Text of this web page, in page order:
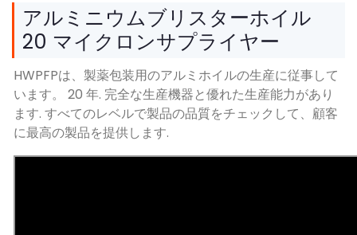
アルミニウムブリスターホイル
20 マイクロンサプライヤー
HWPFPは、製薬包装用のアルミホイルの生産に従事して
います。 20 年. 完全な生産機器と優れた生産能力があり
ます. すべてのレベルで製品の品質をチェックして、顧客
に最高の製品を提供します.